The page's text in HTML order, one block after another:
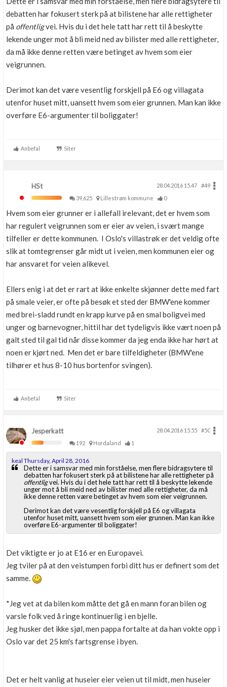
debatten har fokusert sterk på at bilistene har alle rettigheter
på offentligvei. Hvis du i det hele tatt har rett til å beskytte
lekende unger mot å bli meid ned av bilister med alle rettigheter,
da må ikke denne retten være betinget av hvem som eier
veigrunnen.
Derimot kan det være vesentlig forskjell på E6 og villagata
utenfor huset mitt, uansett hvem som eier grunnen. Man kan ikke
overføre E6-argumenter til boliggater!
Anbefal Siter
HSt 28.04.2016 15.47
#49
39,625
Lillestrøm kommune 0
Hvem som eier grunner er i allefall irelevant, det er hvem som
har regulert veigrunnen som er eier av veien, i svært mange
tilfeller er dette kommunen. I Oslo's villastrøk er det veldig ofte
slik at tomtegrenser går midt ut i veien, men kommunen eier og
har ansvaret for veien alikevel.
Ellers enig i at det er rart at ikke enkelte skjønner dette med fart
på smale veier, er ofte på besøk et sted der BMW'ene kommer
med brei-sladd rundt en krapp kurve på en smal boligvei med
unger og barnevogner, hittil har det tydeligvis ikke vært noen på
galt sted til gal tid når disse kommer da jeg enda ikke har hørt at
noen er kjørt ned. Men det er bare tilfeldigheter (BMW'ene
tilhører et hus 8-10 hus bortenfor svingen).
Anbefal Siter
Jesperkatt 28.04.2016 15.55
#50
192
Hordaland 1
keal Thursday, April 28, 2016
Dette er i samsvar med min forståelse, men flere bidragsytere til
debatten har fokusert sterk på at bilistene har alle rettigheter på
offentligvei. Hvis du i det hele tatt har rett til å beskytte lekende
unger mot å bli meid ned av bilister med alle rettigheter, da må
ikke denne retten være betinget av hvem som eier veigrunnen.
Derimot kan det være vesentlig forskjell på E6 og villagata
utenfor huset mitt, uansett hvem som eier grunnen. Man kan ikke
overføre E6-argumenter til boliggater!
Det viktigte er jo at E16 er en Europavei.
Jeg tviler på at den veistumpen forbi ditt hus er definert som det
samme.
*Jeg vet at da bilen kom måtte det gå en mann foran bilen og
varsle folk ved å ringe kontinuerlig i en bjelle.
Jeg husker det ikke sjøl, men pappa fortalte at da han vokte opp i
Oslo var det 25 km's fartsgrense i byen.
Det er helt vanlig at huseier eier veien ut til midt, men huseier